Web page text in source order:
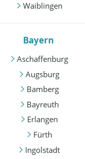
Waiblingen
Bayern
Aschaffenburg
Augsburg
Bamberg
Bayreuth
Erlangen
Fürth
Ingolstadt